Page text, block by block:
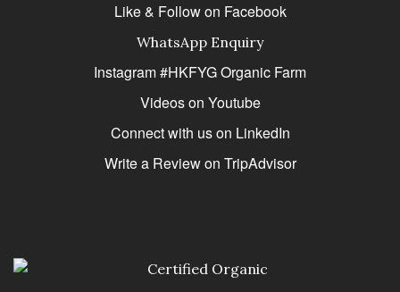
Like & Follow on Facebook
WhatsApp Enquiry
Instagram #HKFYG Organic Farm
Videos on Youtube
Connect with us on LinkedIn
Write a Review on TripAdvisor